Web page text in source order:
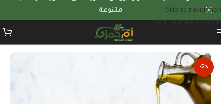
Skip to navigation
متنوعة
-5%